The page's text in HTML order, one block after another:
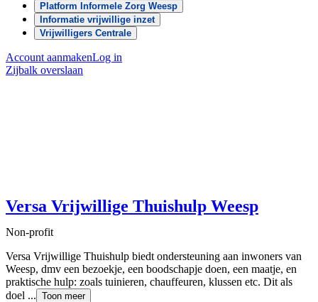
Platform Informele Zorg Weesp
Informatie vrijwillige inzet
Vrijwilligers Centrale
Account aanmakenLog in
Zijbalk overslaan
Versa Vrijwillige Thuishulp Weesp
Non-profit
Versa Vrijwillige Thuishulp biedt ondersteuning aan inwoners van
Weesp, dmv een bezoekje, een boodschapje doen, een maatje, en
praktische hulp: zoals tuinieren, chauffeuren, klussen etc. Dit als
doel ... Toon meer